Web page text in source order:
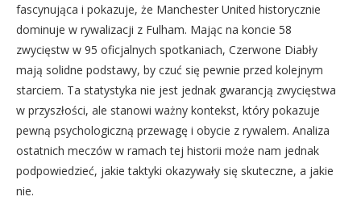
fascynująca i pokazuje, że Manchester United historycznie
dominuje w rywalizacji z Fulham. Mając na koncie 58
zwycięstw w 95 oficjalnych spotkaniach, Czerwone Diabły
mają solidne podstawy, by czuć się pewnie przed kolejnym
starciem. Ta statystyka nie jest jednak gwarancją zwycięstwa
w przyszłości, ale stanowi ważny kontekst, który pokazuje
pewną psychologiczną przewagę i obycie z rywalem. Analiza
ostatnich meczów w ramach tej historii może nam jednak
podpowiedzieć, jakie taktyki okazywały się skuteczne, a jakie
nie.